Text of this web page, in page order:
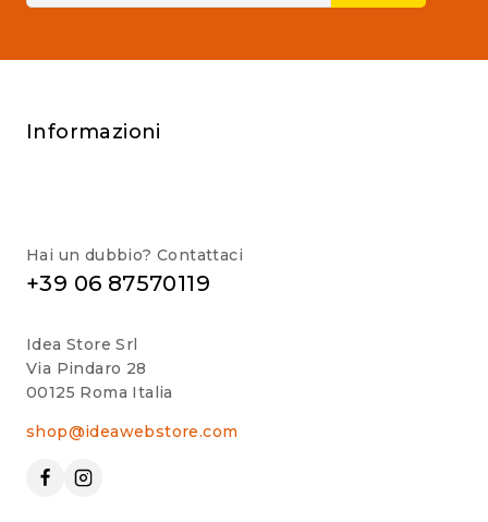
Informazioni
Hai un dubbio? Contattaci
+39 06 87570119
Idea Store Srl
Via Pindaro 28
00125 Roma Italia
shop@ideawebstore.com